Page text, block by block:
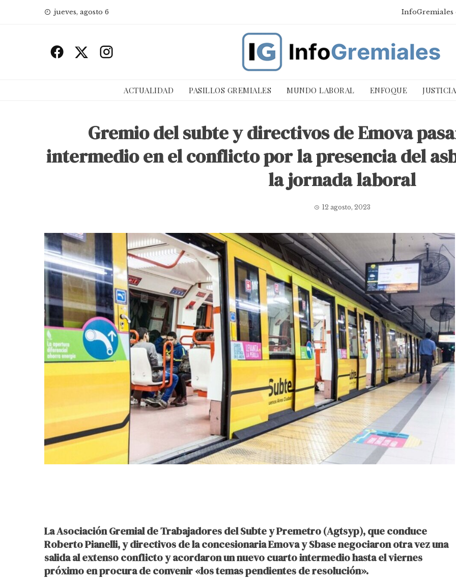
jueves, agosto 6 InfoGremiales
ACTUALIDAD PASILLOS GREMIALES MUNDO LABORAL ENFOQUE
Gremio del subte y directivos de Emova
intermedio en el conflicto por la presencia del
la jornada laboral
12 agosto, 2023
La Asociación Gremial de Trabajadores del Subte y Premetro (Agtsyp), que conduce
Roberto Pianelli, y directivos de la concesionaria Emova y Sbase negociaron otra vez una
salida al extenso conflicto y acordaron un nuevo cuarto intermedio hasta el viernes
próximo en procura de convenir «los temas pendientes de resolución».